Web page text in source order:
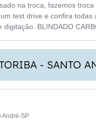
na troca, fazemos
test drive e confira
BLINDADO
- SANTO
André-SP